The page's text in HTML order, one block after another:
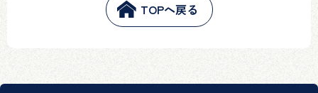
TOPへ戻る